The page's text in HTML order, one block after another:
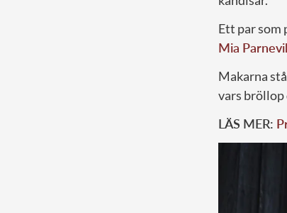
Ett par som
Mia
Makarna
vars bröllop
LÄS MER: